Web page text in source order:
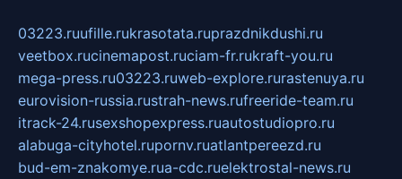
03223.ruufille.rukrasotata.ruprazdnikdushi.ru
veetbox.rucinemapost.ruciam-fr.rukraft-you.ru
mega-press.ru03223.ruweb-explore.rurastenuya.ru
eurovision-russia.rustrah-news.rufreeride-team.ru
itrack-24.rusexshopexpress.ruautostudiopro.ru
alabuga-cityhotel.rupornv.ruatlantpereezd.ru
bud-em-znakomye.rua-cdc.ruelektrostal-news.ru